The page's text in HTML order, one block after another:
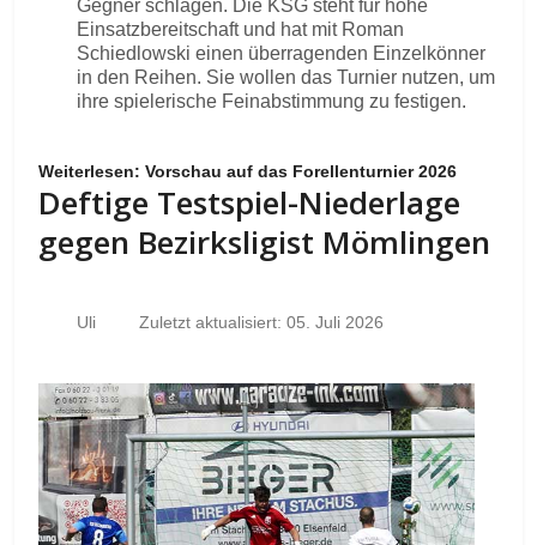
Gegner schlagen. Die KSG steht für hohe
Einsatzbereitschaft und hat mit Roman
Schiedlowski einen überragenden Einzelkönner
in den Reihen. Sie wollen das Turnier nutzen, um
ihre spielerische Feinabstimmung zu festigen.
Weiterlesen: Vorschau auf das Forellenturnier 2026
Deftige Testspiel-Niederlage
gegen Bezirksligist Mömlingen
Uli Zuletzt aktualisiert: 05. Juli 2026